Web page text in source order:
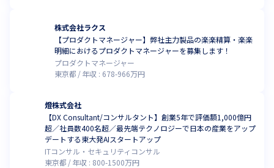
株式会社ラクス
【プロダクトマネージャー】弊社主力製品の楽楽精算・楽楽
明細におけるプロダクトマネージャーを募集します！
プロダクトマネージャー
東京都
年収 : 678-966万円
燈株式会社
【DX Consultant/コンサルタント】創業5年で評価額1,000億円
超／社員数400名超／最先端テクノロジーで日本の産業をアップ
デートする東大発AIスタートアップ
ITコンサル・セキュリティコンサル
東京都
年収 : 800-1500万円